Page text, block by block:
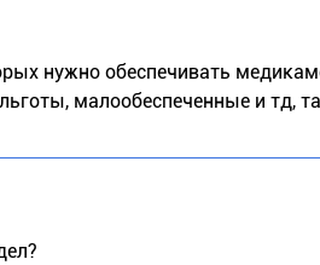
нужно обеспечивать
малообеспеченные и тд,